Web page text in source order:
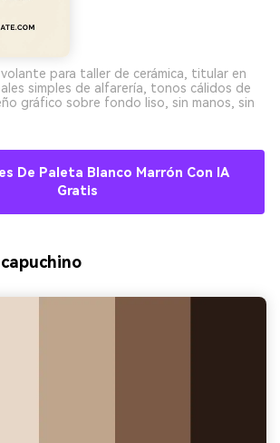
para taller de cerámica, titular en
simples de alfarería, tonos cálidos de
gráfico sobre fondo liso, sin manos, sin
De Paleta Blanco Marrón Con IA
Gratis